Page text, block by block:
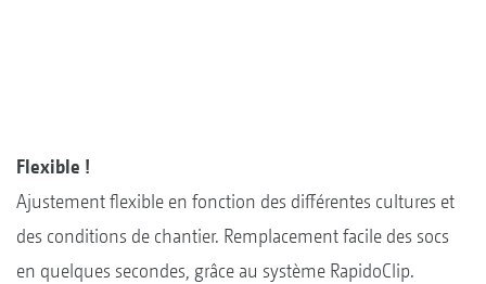
Flexible !
Ajustement flexible en fonction des différentes cultures et
des conditions de chantier. Remplacement facile des socs
en quelques secondes, grâce au système RapidoClip.